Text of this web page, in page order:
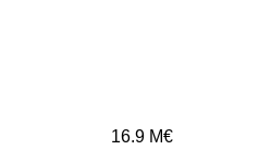
16.9 M€